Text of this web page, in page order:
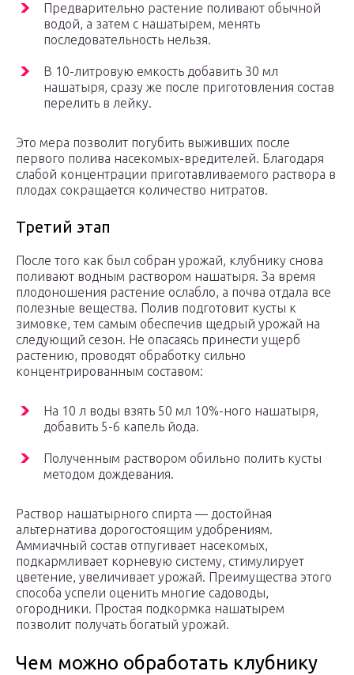
Предварительно растение поливают обычной
водой, а затем с нашатырем, менять
последовательность нельзя.
В 10-литровую емкость добавить 30 мл
нашатыря, сразу же после приготовления состав
перелить в лейку.
Это мера позволит погубить выживших после
первого полива насекомых-вредителей. Благодаря
слабой концентрации приготавливаемого раствора в
плодах сокращается количество нитратов.
Третий этап
После того как был собран урожай, клубнику снова
поливают водным раствором нашатыря. За время
плодоношения растение ослабло, а почва отдала все
полезные вещества. Полив подготовит кусты к
зимовке, тем самым обеспечив щедрый урожай на
следующий сезон. Не опасаясь принести ущерб
растению, проводят обработку сильно
концентрированным составом:
На 10 л воды взять 50 мл 10%-ного нашатыря,
добавить 5-6 капель йода.
Полученным раствором обильно полить кусты
методом дождевания.
Раствор нашатырного спирта — достойная
альтернатива дорогостоящим удобрениям.
Аммиачный состав отпугивает насекомых,
подкармливает корневую систему, стимулирует
цветение, увеличивает урожай. Преимущества этого
способа успели оценить многие садоводы,
огородники. Простая подкормка нашатырем
позволит получать богатый урожай.
Чем можно обработать клубнику